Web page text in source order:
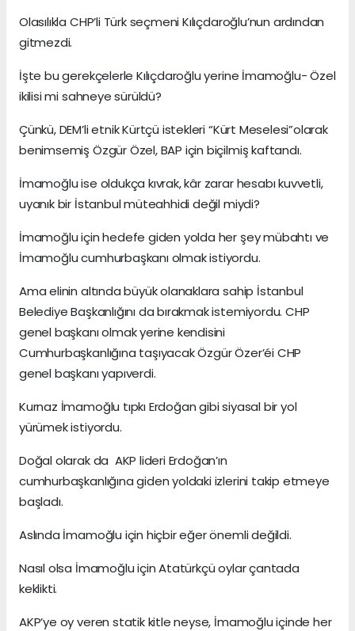
Olasılıkla CHP’li Türk seçmeni Kılıçdaroğlu’nun ardından
gitmezdi.
İşte bu gerekçelerle Kılıçdaroğlu yerine İmamoğlu- Özel
ikilisi mi sahneye sürüldü?
Çünkü, DEM’li etnik Kürtçü istekleri “Kürt Meselesi”olarak
benimsemiş Özgür Özel, BAP için biçilmiş kaftandı.
İmamoğlu ise oldukça kıvrak, kâr zarar hesabı kuvvetli,
uyanık bir İstanbul müteahhidi değil miydi?
İmamoğlu için hedefe giden yolda her şey mübahtı ve
İmamoğlu cumhurbaşkanı olmak istiyordu.
Ama elinin altında büyük olanaklara sahip İstanbul
Belediye Başkanlığını da bırakmak istemiyordu. CHP
genel başkanı olmak yerine kendisini
Cumhurbaşkanlığına taşıyacak Özgür Özer’éi CHP
genel başkanı yapıverdi.
Kurnaz İmamoğlu tıpkı Erdoğan gibi siyasal bir yol
yürümek istiyordu.
Doğal olarak da AKP lideri Erdoğan’ın
cumhurbaşkanlığına giden yoldaki izlerini takip etmeye
başladı.
Aslında İmamoğlu için hiçbir eğer önemli değildi.
Nasıl olsa İmamoğlu için Atatürkçü oylar çantada
keklikti.
AKP’ye oy veren statik kitle neyse, İmamoğlu içinde her